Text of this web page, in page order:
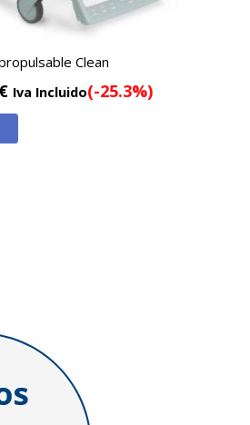
Clean
€El
precio
actual
Iva Incluido(-25.3%)